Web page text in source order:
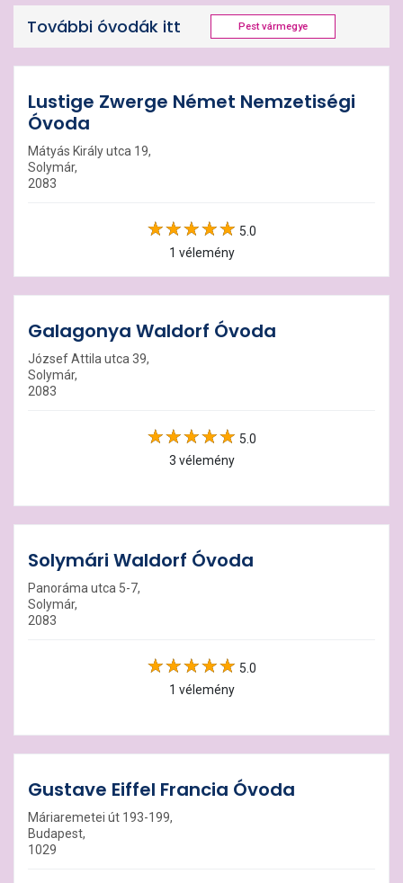
További óvodák itt Pest vármegye
Lustige Zwerge Német Nemzetiségi
Óvoda
Mátyás Király utca 19,
Solymár,
2083
5.0
1 vélemény
Galagonya Waldorf Óvoda
József Attila utca 39,
Solymár,
2083
5.0
3 vélemény
Solymári Waldorf Óvoda
Panoráma utca 5-7,
Solymár,
2083
5.0
1 vélemény
Gustave Eiffel Francia Óvoda
Máriaremetei út 193-199,
Budapest,
1029